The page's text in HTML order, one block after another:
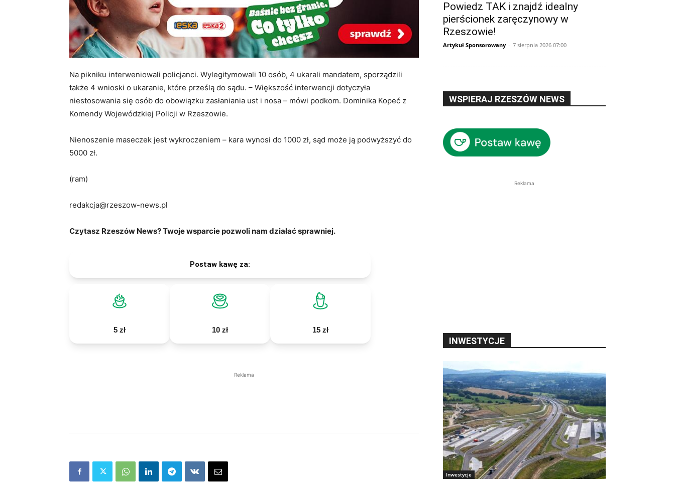
Na pikniku interweniowali policjanci. Wylegitymowali 10 osób, 4 ukarali mandatem, sporządzili
także 4 wnioski o ukaranie, które prześlą do sądu. – Większość interwencji dotyczyła
niestosowania się osób do obowiązku zasłaniania ust i nosa – mówi podkom. Dominika Kopeć z
Komendy Wojewódzkiej Policji w Rzeszowie.
Nienoszenie maseczek jest wykroczeniem – kara wynosi do 1000 zł, sąd może ją podwyższyć do
5000 zł.
(ram)
redakcja@rzeszow-news.pl
Czytasz Rzeszów News? Twoje wsparcie pozwoli nam działać sprawniej.
Postaw kawę za:
5 zł 10 zł 15 zł
Reklama
Powiedz TAK i znajdź idealny
pierścionek zaręczynowy w
Rzeszowie!
Artykuł Sponsorowany - 7 sierpnia 2026 07:00
WSPIERAJ RZESZÓW NEWS
Reklama
INWESTYCJE
Inwestycje